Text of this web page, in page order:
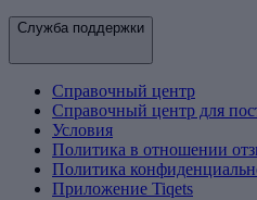
Служба поддержки
Справочный центр
Справочный центр для
Условия
Политика в отношении
Политика
Приложение Tiqets